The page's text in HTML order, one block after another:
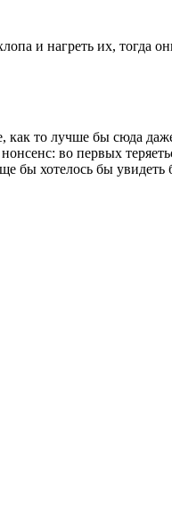
и нагреть их, тогда
то лучше бы сюда
во первых
бы хотелось бы